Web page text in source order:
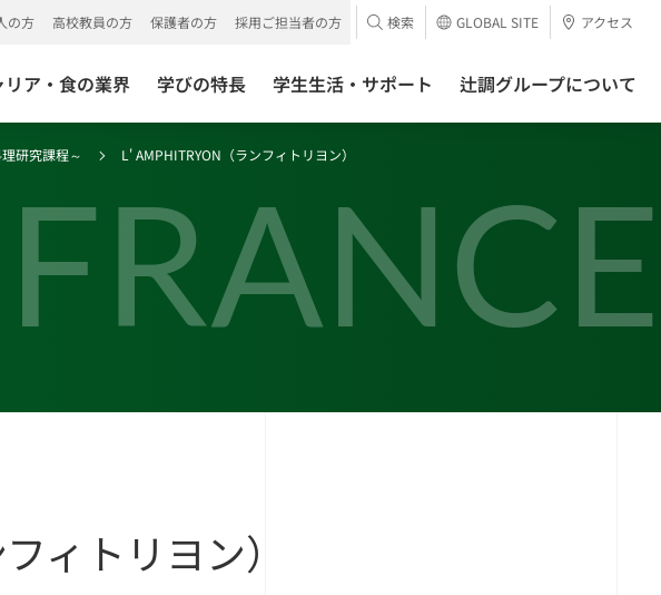
ア・食の業界 学びの特長 学生生活・サポート 辻調グループについて
の方 高校教員の方 保護者の方 採用ご担当者の方 検索 GLOBAL SITE アクセス
FRANCE
研究課程～ L' AMPHITRYON（ランフィトリヨン）
ィトリヨン）